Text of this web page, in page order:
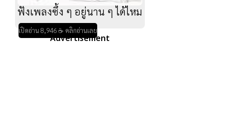
ฟังเพลงซึ้ง ๆ อยู่นาน ๆ ได้ไหม
เปิดอ่าน 8,946 ☕ คลิกอ่านเลย
Advertisement